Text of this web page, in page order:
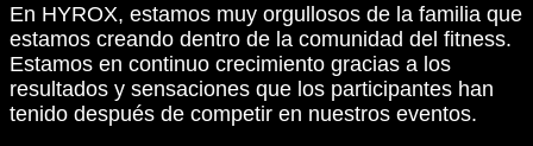
En HYROX, estamos muy orgullosos de la familia que
estamos creando dentro de la comunidad del fitness.
Estamos en continuo crecimiento gracias a los
resultados y sensaciones que los participantes han
tenido después de competir en nuestros eventos.